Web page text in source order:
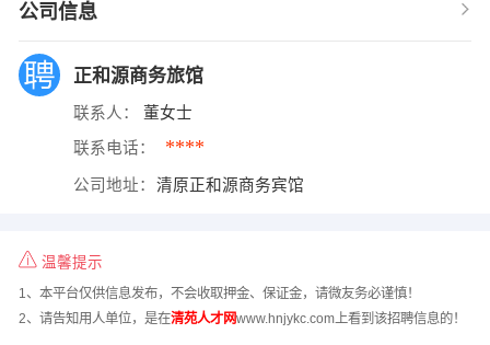
公司信息
正和源商务旅馆
联系人： 董女士
联系电话： ****
公司地址： 清原正和源商务宾馆
温馨提示
1、本平台仅供信息发布，不会收取押金、保证金，请微友务必谨慎！
2、请告知用人单位，是在清苑人才网www.hnjykc.com上看到该招聘信息的！